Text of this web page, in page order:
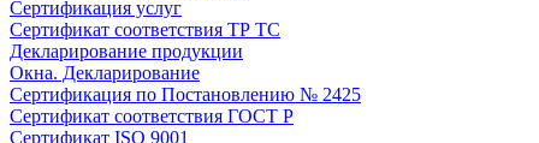
Сертификация услуг
Сертификат соответствия ТР ТС
Декларирование продукции
Окна. Декларирование
Сертификация по Постановлению № 2425
Сертификат соответствия ГОСТ Р
Сертификат ISO 9001